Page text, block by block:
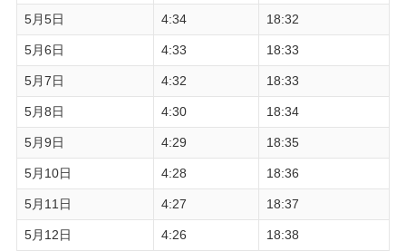
5月5日 4:34 18:32
5月6日 4:33 18:33
5月7日 4:32 18:33
5月8日 4:30 18:34
5月9日 4:29 18:35
5月10日 4:28 18:36
5月11日 4:27 18:37
5月12日 4:26 18:38